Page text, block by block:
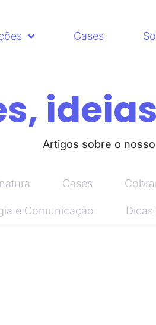
Cases
Artigos sobre o
Cases
e Comunicação Dicas